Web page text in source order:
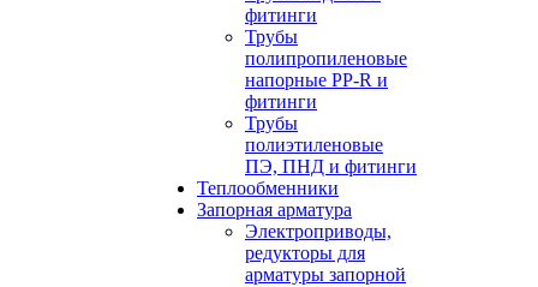
фитинги
Трубы
полипропиленовые
напорные PP-R и
фитинги
Трубы
полиэтиленовые
ПЭ, ПНД и фитинги
Теплообменники
Запорная арматура
Электроприводы,
редукторы для
арматуры запорной